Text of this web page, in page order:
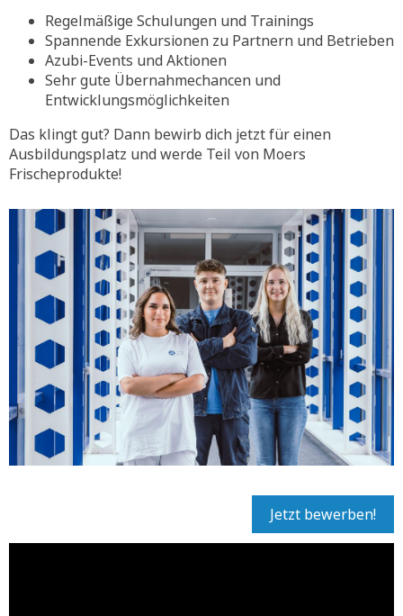
Regelmäßige Schulungen und Trainings
Spannende Exkursionen zu Partnern und Betrieben
Azubi-Events und Aktionen
Sehr gute Übernahmechancen und
Entwicklungsmöglichkeiten
Das klingt gut? Dann bewirb dich jetzt für einen
Ausbildungsplatz und werde Teil von Moers
Frischeprodukte!
Jetzt bewerben!